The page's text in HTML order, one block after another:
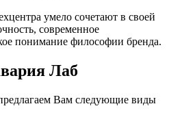
умело сочетают в своей
современное
понимание философии бренда.
Лаб
Вам следующие виды